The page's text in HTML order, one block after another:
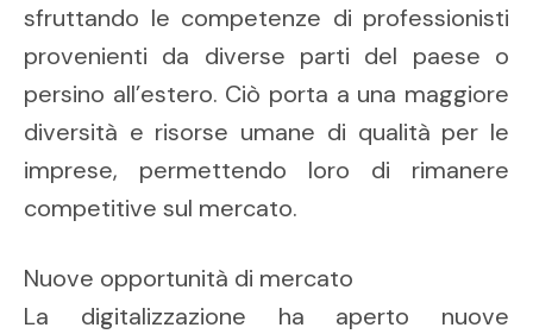
sfruttando le competenze di professionisti
provenienti da diverse parti del paese o
persino all’estero. Ciò porta a una maggiore
diversità e risorse umane di qualità per le
imprese, permettendo loro di rimanere
competitive sul mercato.
Nuove opportunità di mercato
La digitalizzazione ha aperto nuove